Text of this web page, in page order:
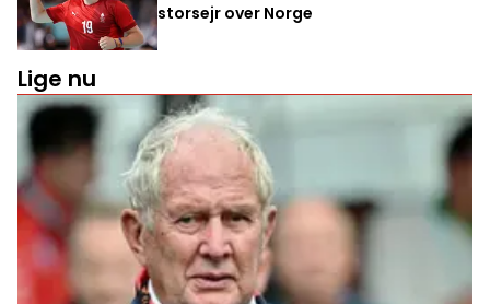
storsejr over Norge
Lige nu